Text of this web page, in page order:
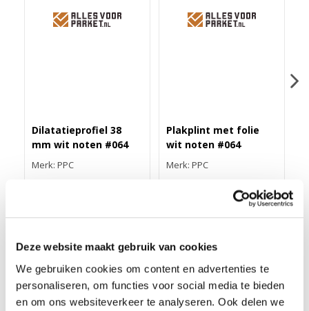
Deze website maakt gebruik van cookies
We gebruiken cookies om content en advertenties te
personaliseren, om functies voor social media te bieden
en om ons websiteverkeer te analyseren. Ook delen we
Dilatatieprofiel 38
mm wit noten #064
Merk: PPC
Plakplint met folie
wit noten #064
Merk: PPC
DUO-HOEKLIJNPROFIEL 30MM WIT NOTEN #064
Dit 30 mm duo-hoeklijnprofiel van geanodiseerd aluminium is
24,5 mm breed en 200 cm lang. Het is zelfklevend en in meer